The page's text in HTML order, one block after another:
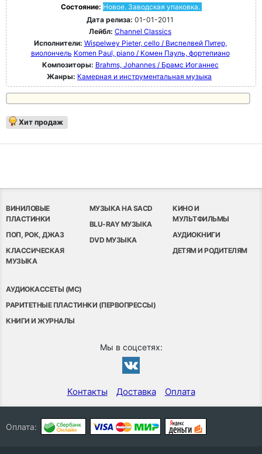
Состояние: Новое. Заводская упаковка.
Дата релиза: 01-01-2011
Лейбл: Channel Classics
Исполнители: Wispelwey Pieter, cello / Виспелвей Питер,
виолончель Komen Paul, piano / Комен Пауль, фортепиано
Композиторы: Brahms, Johannes / Брамс Иоганнес
Жанры: Камерная и инструментальная музыка
Хит продаж
ВИНИЛОВЫЕ
ПЛАСТИНКИ
ПОП, РОК, ДЖАЗ
КЛАССИЧЕСКАЯ
МУЗЫКА
МУЗЫКА НА SACD
BLU-RAY МУЗЫКА
DVD МУЗЫКА
КИНО И
МУЛЬТФИЛЬМЫ
АУДИОКНИГИ
ДЕТЯМ И РОДИТЕЛЯМ
АУДИОКАССЕТЫ (MC)
РАРИТЕТНЫЕ ПЛАСТИНКИ (ПЕРВОПРЕССЫ)
КНИГИ И ЖУРНАЛЫ
Мы в соцсетях:
Контакты Доставка Оплата
Оплата: